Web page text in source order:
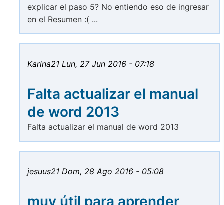
explicar el paso 5? No entiendo eso de ingresar
en el Resumen :( ...
Karina21 Lun, 27 Jun 2016 - 07:18
Falta actualizar el manual
de word 2013
Falta actualizar el manual de word 2013
jesuus21 Dom, 28 Ago 2016 - 05:08
muy útil para aprender